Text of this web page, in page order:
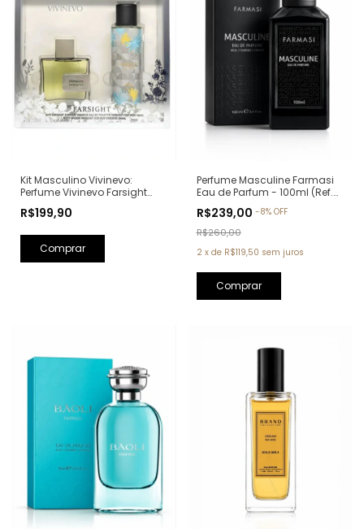
Kit Masculino Vivinevo:
Perfume Vivinevo Farsight
Splash Farsight 250ml
R$199,90
Perfume Masculine Farmasi
Eau de Parfum - 100ml (Ref.
Ford)
R$239,00 -8% OFF
R$260,00
2 x de R$119,50 sem juros